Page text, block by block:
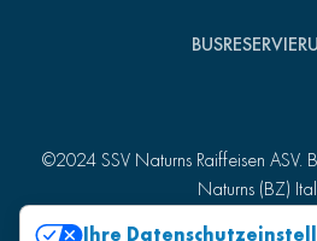
©2024 SSV Naturns Raiffeisen ASV.
Naturns (BZ)
Ihre